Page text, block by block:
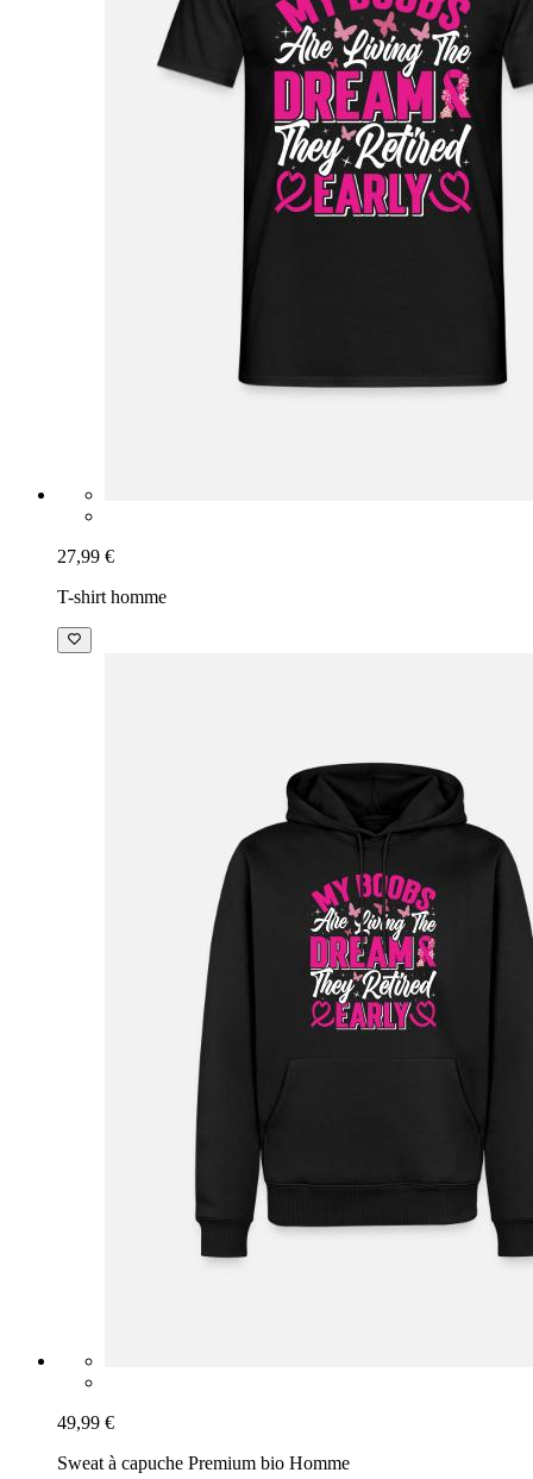
27,99 €
T-shirt homme
49,99 €
Sweat à capuche Premium bio Homme